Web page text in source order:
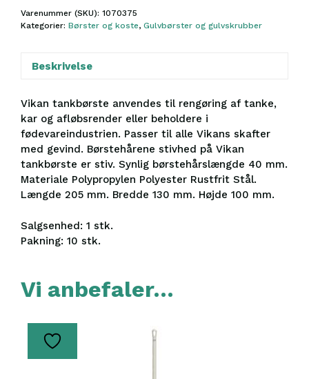
Varenummer (SKU): 1070375
Kategorier: Børster og koste, Gulvbørster og gulvskrubber
Beskrivelse
Vikan tankbørste anvendes til rengøring af tanke,
kar og afløbsrender eller beholdere i
fødevareindustrien. Passer til alle Vikans skafter
med gevind. Børstehårene stivhed på Vikan
tankbørste er stiv. Synlig børstehårslængde 40 mm.
Materiale Polypropylen Polyester Rustfrit Stål.
Længde 205 mm. Bredde 130 mm. Højde 100 mm.
Salgsenhed: 1 stk.
Pakning: 10 stk.
Vi anbefaler…